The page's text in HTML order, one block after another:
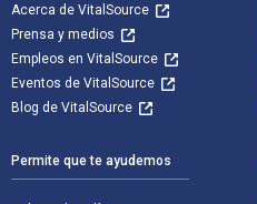
Acerca de VitalSource
Prensa y medios
Empleos en VitalSource
Eventos de VitalSource
Blog de VitalSource
Permite que te ayudemos